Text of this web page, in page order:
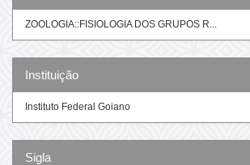
ZOOLOGIA::FISIOLOGIA DOS GRUPOS R...
Instituição
Instituto Federal Goiano
Sigla